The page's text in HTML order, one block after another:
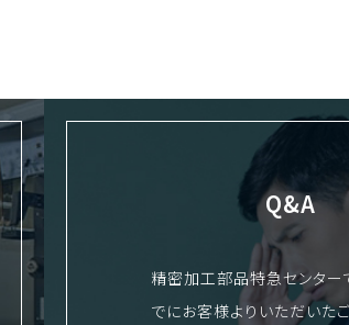
Q&A
精密加工部品特急センター
でにお客様よりいただいた